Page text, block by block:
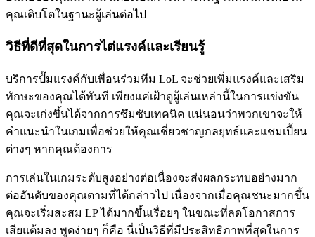
คุณเติบโตในฐานะผู้เล่นต่อไป
วิธีที่ดีที่สุดในการไต่แรงค์และเรียนรู้
บริการปั๊มแรงค์กับเพื่อนร่วมทีม LoL จะช่วยเพิ่มแรงค์และเสริม
ทักษะของคุณได้ทันที เพียงแค่เฝ้าดูผู้เล่นเหล่านี้ในการแข่งขัน
คุณจะเก่งขึ้นได้จากการซึมซับเทคนิค แน่นอนว่าพวกเขาจะให้
คำแนะนำในเกมเพื่อช่วยให้คุณเชี่ยวชาญกลยุทธ์และแชมเปี้ยน
ต่างๆ หากคุณต้องการ
การเล่นในเกมระดับสูงอย่างต่อเนื่องจะส่งผลกระทบอย่างมาก
ต่ออันดับของคุณตามที่ได้กล่าวไป เนื่องจากเมื่อคุณชนะมากขึ้น
คุณจะเริ่มสะสม LP ได้มากขึ้นเรื่อยๆ ในขณะที่ลดโอกาสการ
เสียแต้มลง พูดง่ายๆ ก็คือ นี่เป็นวิธีที่มีประสิทธิภาพที่สุดในการ